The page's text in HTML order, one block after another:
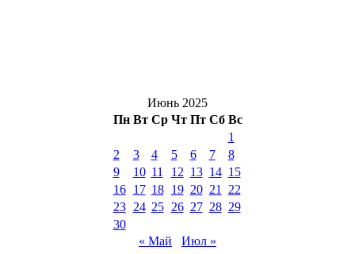
Июнь 2025
Пн Вт Ср Чт Пт Сб Вс
1
2
3 4 5 6 7
8
9
10 11 12 13 14 15
16
17 18 19 20 21
22
23
24 25 26 27 28 29
30
« Май
Июл »